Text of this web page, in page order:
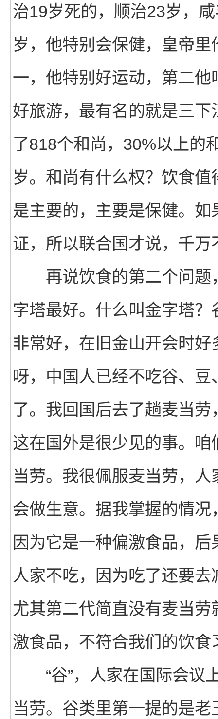
治19岁死的，顺治23岁，
岁，他特别会保健，皇帝
一，他特别好运动，第二
好旅游，最有名的就是三
了818个和尚，30%以上的
岁。和尚有什么权？饮食
是主要的，主要是保健。
证，所以联合国才说，千万
再说饮食的第二个问题
字塔最好。什么叫金字塔
非常好，在旧金山开会时
呀，中国人已经不吃谷、
了。我回国后去了趟麦当
这在国外是很少见的事。
当劳。我很佩服麦当劳，
会做生意。据我掌握的情
因为它是一种偏激食品，
人家不吃，因为吃了还要
尤其第二代简直没有麦当
激食品，不符合我们的饮食
“谷”，人家在国际会议
当劳。谷类里第一提的是老